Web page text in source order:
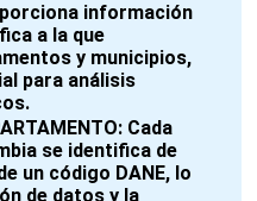
información
a la que
y municipios,
para análisis
Cada
se identifica de
un código DANE, lo
de datos y la